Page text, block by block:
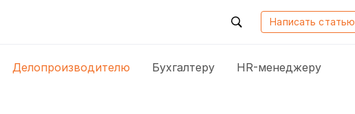
Написать статью
Делопроизводителю Бухгалтеру HR-менеджеру